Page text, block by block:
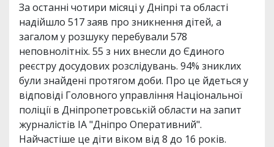
За останні чотири місяці у Дніпрі та області
надійшло 517 заяв про зникнення дітей, а
загалом у розшуку перебували 578
неповнолітніх. 55 з них внесли до Єдиного
реєстру досудових розслідувань. 94% зниклих
були знайдені протягом доби. Про це йдеться у
відповіді Головного управління Національної
поліції в Дніпропетровській области на запит
журналістів ІА "Дніпро Оперативний".
Найчастіше це діти віком від 8 до 16 років.